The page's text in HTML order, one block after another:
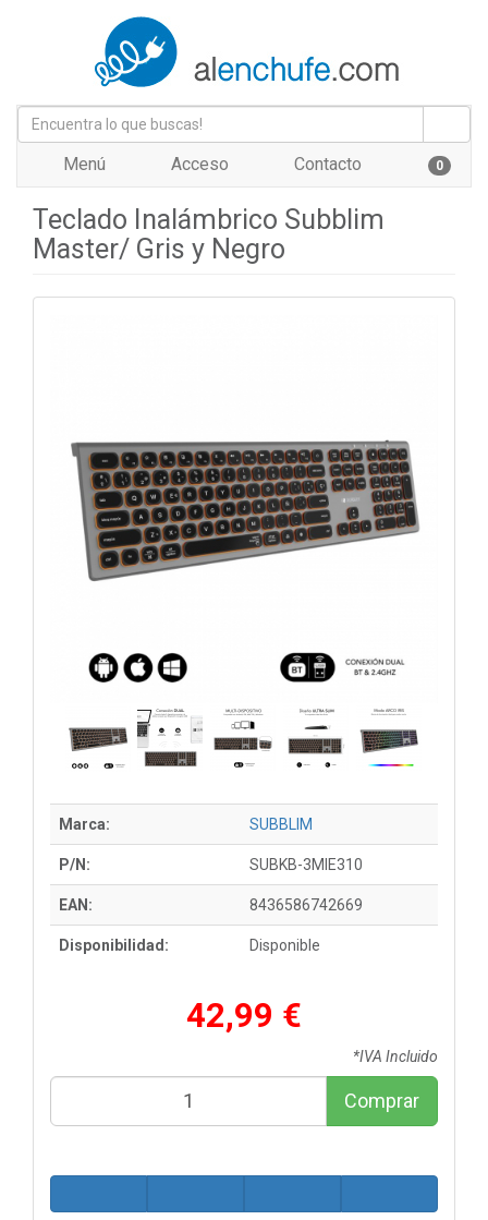
Menú Acceso Contacto 0
Teclado Inalámbrico Subblim
Master/ Gris y Negro
Marca: SUBBLIM
P/N: SUBKB-3MIE310
EAN: 8436586742669
Disponibilidad: Disponible
42,99 €
*IVA Incluido
Comprar